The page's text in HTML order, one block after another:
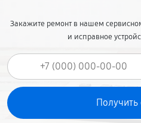
Закажите ремонт в нашем
и исправное